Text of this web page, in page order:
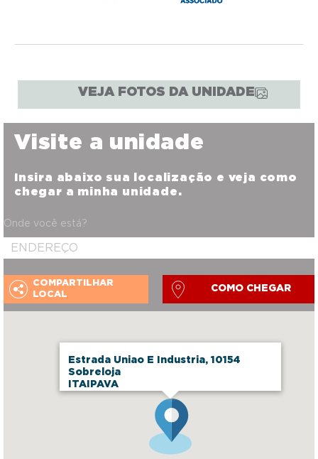
VEJA FOTOS DA UNIDADE
Estrada Uniao E Industria, 10154
Sobreloja
ITAIPAVA
Visite a unidade
Insira abaixo sua localização e veja como
chegar a minha unidade.
Onde você está?
COMPARTILHAR
LOCAL
COMO CHEGAR